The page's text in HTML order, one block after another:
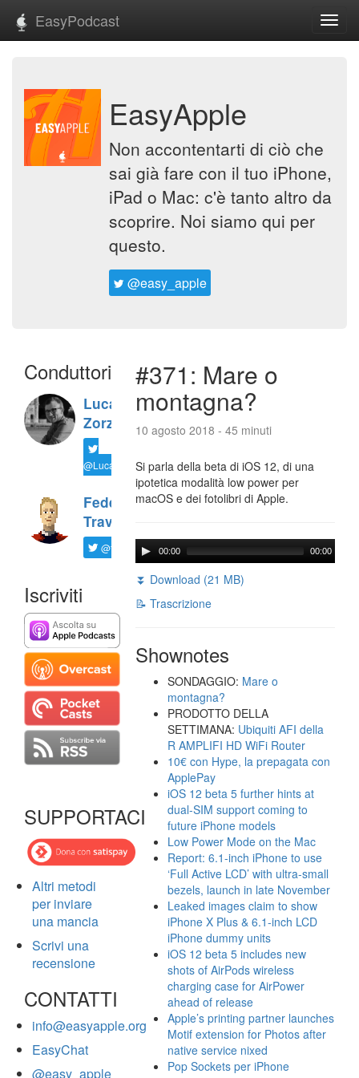
EasyPodcast
EasyApple
Non accontentarti di ciò che
sai già fare con il tuo iPhone,
iPad o Mac: c'è tanto altro da
scoprire. Noi siamo qui per
questo.
@easy_apple
Conduttori
Luca
Zorzi
@LucaTNT
Federico
Travaini
@ftrava
Iscriviti
SUPPORTACI
Altri metodi
per inviare
una mancia
Scrivi una
recensione
CONTATTI
info@easyapple.org
EasyChat
@easy_apple
#371: Mare o
montagna?
10 agosto 2018 - 45 minuti
Si parla della beta di iOS 12, di una
ipotetica modalità low power per
macOS e dei fotolibri di Apple.
00:00 00:00
⏬ Download (21 MB)
📝 Trascrizione
Shownotes
SONDAGGIO: Mare o
montagna?
PRODOTTO DELLA
SETTIMANA: Ubiquiti AFI della
R AMPLIFI HD WiFi Router
10€ con Hype, la prepagata con
ApplePay
iOS 12 beta 5 further hints at
dual-SIM support coming to
future iPhone models
Low Power Mode on the Mac
Report: 6.1-inch iPhone to use
‘Full Active LCD’ with ultra-small
bezels, launch in late November
Leaked images claim to show
iPhone X Plus & 6.1-inch LCD
iPhone dummy units
iOS 12 beta 5 includes new
shots of AirPods wireless
charging case for AirPower
ahead of release
Apple’s printing partner launches
Motif extension for Photos after
native service nixed
Pop Sockets per iPhone